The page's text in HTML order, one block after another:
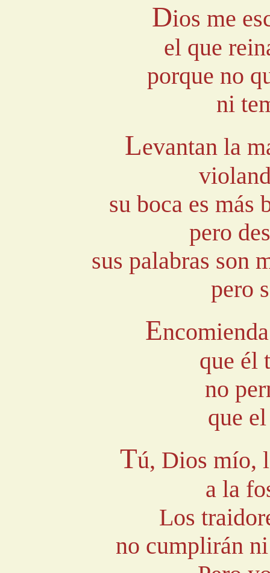
Dios me
el que
porque no
ni
Levantan la
su boca es más
pero
sus palabras son
pero
E
que él
no
que
Tú, Dios mío,
a la
Los
no cumplirán